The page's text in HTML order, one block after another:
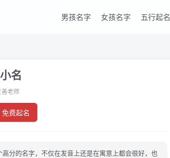
男孩名字 女孩名字 五行起名
名
老师
免费起名
分的名字，不仅在发音上还是在寓意上都会很好，也